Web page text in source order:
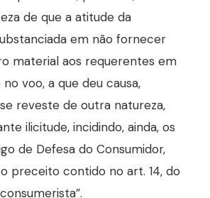
de que a atitude da
em não fornecer
material aos requerentes em
voo, a que deu causa,
reveste de outra natureza,
ilicitude, incidindo, ainda, os
de Defesa do Consumidor,
preceito contido no art. 14, do